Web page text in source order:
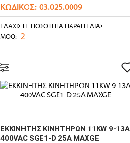
ΚΩΔΙΚΌΣ: 03.025.0009
ΕΛΆΧΙΣΤΗ ΠΟΣΌΤΗΤΑ ΠΑΡΑΓΓΕΛΊΑΣ
MOQ: 2
ΕΚΚΙΝΗΤΗΣ ΚΙΝΗΤΗΡΩΝ 11KW 9-13A
400VAC SGE1-D 25A MAXGE